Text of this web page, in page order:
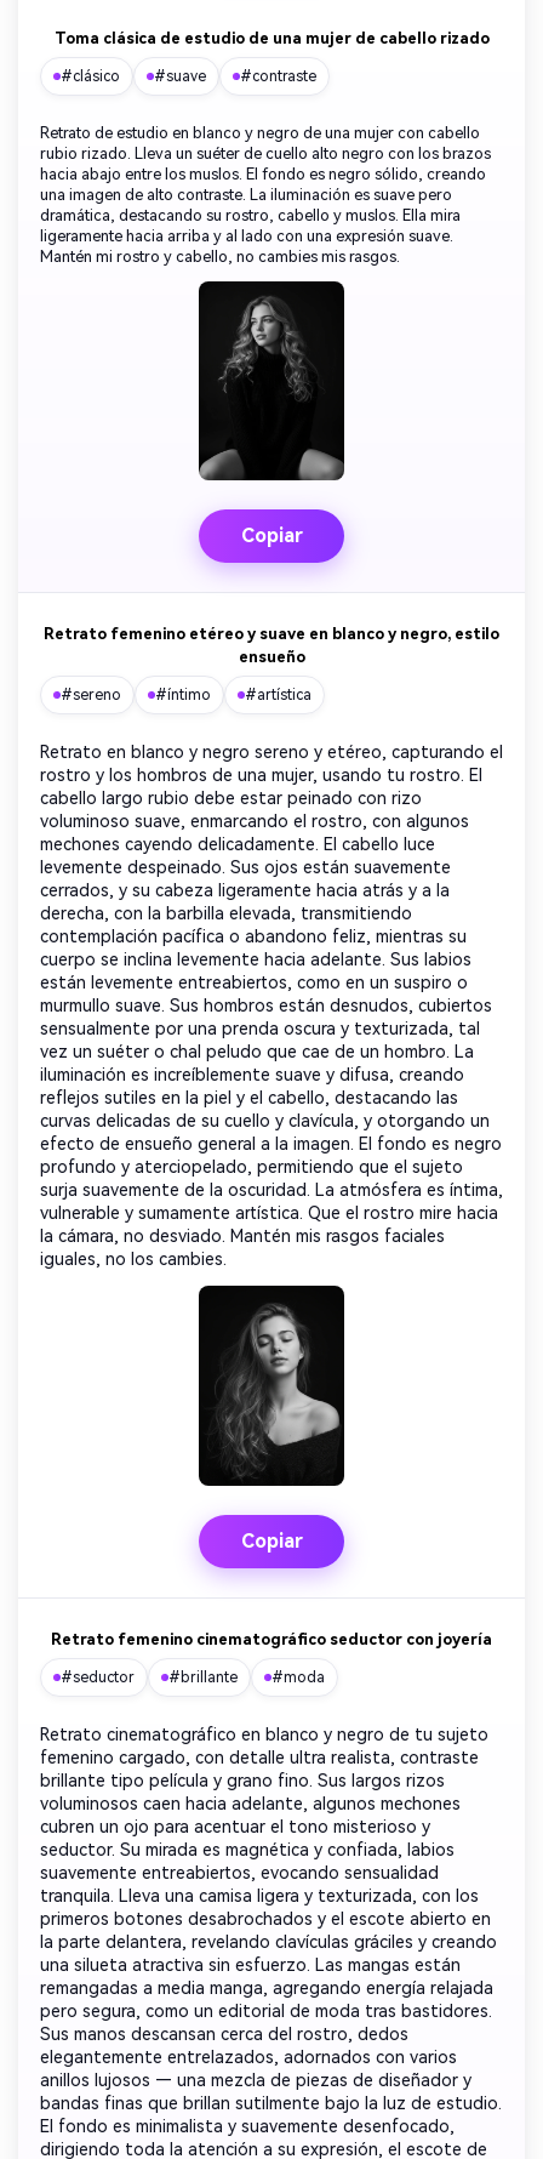
Toma clásica de estudio de una mujer de cabello rizado
#clásico #suave #contraste
Retrato de estudio en blanco y negro de una mujer con cabello
rubio rizado. Lleva un suéter de cuello alto negro con los brazos
hacia abajo entre los muslos. El fondo es negro sólido, creando
una imagen de alto contraste. La iluminación es suave pero
dramática, destacando su rostro, cabello y muslos. Ella mira
ligeramente hacia arriba y al lado con una expresión suave.
Mantén mi rostro y cabello, no cambies mis rasgos.
Copiar
Retrato femenino etéreo y suave en blanco y negro, estilo
ensueño
#sereno #íntimo #artística
Retrato en blanco y negro sereno y etéreo, capturando el
rostro y los hombros de una mujer, usando tu rostro. El
cabello largo rubio debe estar peinado con rizo
voluminoso suave, enmarcando el rostro, con algunos
mechones cayendo delicadamente. El cabello luce
levemente despeinado. Sus ojos están suavemente
cerrados, y su cabeza ligeramente hacia atrás y a la
derecha, con la barbilla elevada, transmitiendo
contemplación pacífica o abandono feliz, mientras su
cuerpo se inclina levemente hacia adelante. Sus labios
están levemente entreabiertos, como en un suspiro o
murmullo suave. Sus hombros están desnudos, cubiertos
sensualmente por una prenda oscura y texturizada, tal
vez un suéter o chal peludo que cae de un hombro. La
iluminación es increíblemente suave y difusa, creando
reflejos sutiles en la piel y el cabello, destacando las
curvas delicadas de su cuello y clavícula, y otorgando un
efecto de ensueño general a la imagen. El fondo es negro
profundo y aterciopelado, permitiendo que el sujeto
surja suavemente de la oscuridad. La atmósfera es íntima,
vulnerable y sumamente artística. Que el rostro mire hacia
la cámara, no desviado. Mantén mis rasgos faciales
iguales, no los cambies.
Copiar
Retrato femenino cinematográfico seductor con joyería
#seductor #brillante #moda
Retrato cinematográfico en blanco y negro de tu sujeto
femenino cargado, con detalle ultra realista, contraste
brillante tipo película y grano fino. Sus largos rizos
voluminosos caen hacia adelante, algunos mechones
cubren un ojo para acentuar el tono misterioso y
seductor. Su mirada es magnética y confiada, labios
suavemente entreabiertos, evocando sensualidad
tranquila. Lleva una camisa ligera y texturizada, con los
primeros botones desabrochados y el escote abierto en
la parte delantera, revelando clavículas gráciles y creando
una silueta atractiva sin esfuerzo. Las mangas están
remangadas a media manga, agregando energía relajada
pero segura, como un editorial de moda tras bastidores.
Sus manos descansan cerca del rostro, dedos
elegantemente entrelazados, adornados con varios
anillos lujosos — una mezcla de piezas de diseñador y
bandas finas que brillan sutilmente bajo la luz de estudio.
El fondo es minimalista y suavemente desenfocado,
dirigiendo toda la atención a su expresión, el escote de